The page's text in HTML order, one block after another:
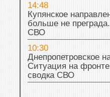
14:48
Купянское
больше не
СВО
10:30
Днепропетровское
Ситуация на
сводка СВО